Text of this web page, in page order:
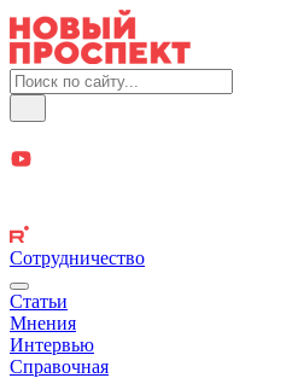
Сотрудничество
Статьи
Мнения
Интервью
Справочная